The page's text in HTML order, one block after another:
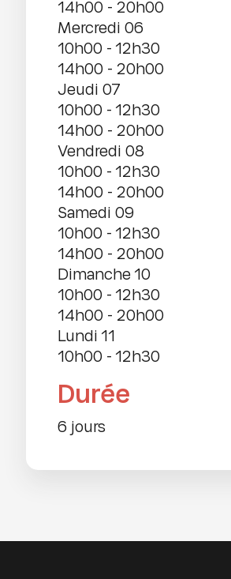
14h00 - 20h00
mercredi 06
10h00 - 12h30
14h00 - 20h00
jeudi 07
10h00 - 12h30
14h00 - 20h00
vendredi 08
10h00 - 12h30
14h00 - 20h00
samedi 09
10h00 - 12h30
14h00 - 20h00
dimanche 10
10h00 - 12h30
14h00 - 20h00
lundi 11
10h00 - 12h30
Durée
6 jours